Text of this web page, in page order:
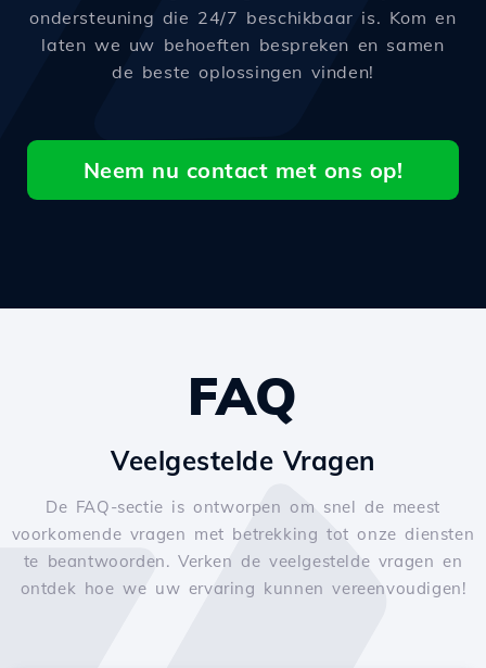
ondersteuning die 24/7 beschikbaar is. Kom en
laten we uw behoeften bespreken en samen
de beste oplossingen vinden!
Neem nu contact met ons op!
FAQ
Veelgestelde Vragen
De FAQ-sectie is ontworpen om snel de meest
voorkomende vragen met betrekking tot onze diensten
te beantwoorden. Verken de veelgestelde vragen en
ontdek hoe we uw ervaring kunnen vereenvoudigen!